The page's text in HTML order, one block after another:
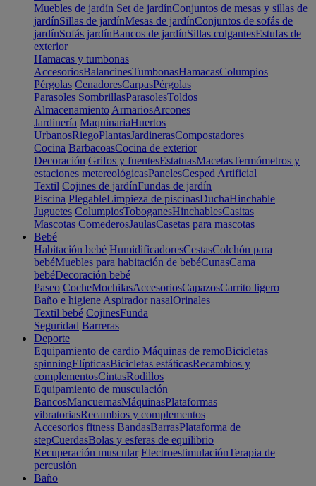
Muebles de jardín Set de jardínConjuntos de mesas y sillas de
jardínSillas de jardínMesas de jardínConjuntos de sofás de
jardínSofás jardínBancos de jardínSillas colgantesEstufas de
exterior
Hamacas y tumbonas
AccesoriosBalancinesTumbonasHamacasColumpios
Pérgolas CenadoresCarpasPérgolas
Parasoles SombrillasParasolesToldos
Almacenamiento ArmariosArcones
Jardinería MaquinariaHuertos
UrbanosRiegoPlantasJardinerasCompostadores
Cocina BarbacoasCocina de exterior
Decoración Grifos y fuentesEstatuasMacetasTermómetros y
estaciones metereológicasPanelesCesped Artificial
Textil Cojines de jardínFundas de jardín
Piscina PlegableLimpieza de piscinasDuchaHinchable
Juguetes ColumpiosToboganesHinchablesCasitas
Mascotas ComederosJaulasCasetas para mascotas
Bebé
Habitación bebé HumidificadoresCestasColchón para
bebéMuebles para habitación de bebéCunasCama
bebéDecoración bebé
Paseo CocheMochilasAccesoriosCapazosCarrito ligero
Baño e higiene Aspirador nasalOrinales
Textil bebé CojinesFunda
Seguridad Barreras
Deporte
Equipamiento de cardio Máquinas de remoBicicletas
spinningElípticasBicicletas estáticasRecambios y
complementosCintasRodillos
Equipamiento de musculación
BancosMancuernasMáquinasPlataformas
vibratoriasRecambios y complementos
Accesorios fitness BandasBarrasPlataforma de
stepCuerdasBolas y esferas de equilibrio
Recuperación muscular ElectroestimulaciónTerapia de
percusión
Baño